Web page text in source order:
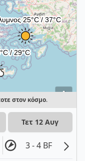
i
στον κόσμο.
Τετ 12 Αυγ
3 - 4 BF